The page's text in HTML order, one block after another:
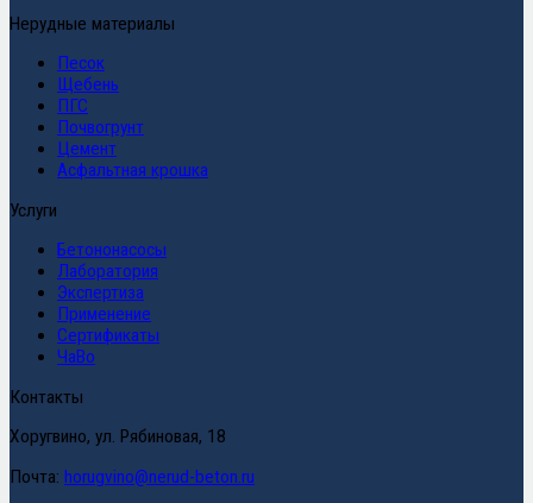
Нерудные материалы
Песок
Щебень
ПГС
Почвогрунт
Цемент
Асфальтная крошка
Услуги
Бетононасосы
Лаборатория
Экспертиза
Применение
Сертификаты
ЧаВо
Контакты
Хоругвино, ул. Рябиновая, 18
Почта: horugvino@nerud-beton.ru